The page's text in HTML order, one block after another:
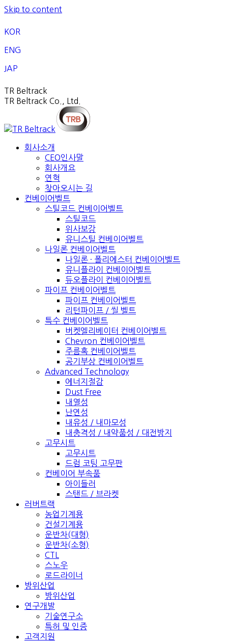
Skip to content
KOR
ENG
JAP
TR Beltrack
TR Beltrack Co., Ltd.
회사소개
CEO인사말
회사개요
연혁
찾아오시는 길
컨베이어벨트
스틸코드 컨베이어벨트
스틸코드
위사보강
유니스틸 컨베이어벨트
나일론 컨베이어벨트
나일론 · 폴리에스터 컨베이어벨트
유니플라이 컨베이어벨트
듀오플라이 컨베이어벨트
파이프 컨베이어벨트
파이프 컨베이어벨트
리턴파이프 / 씰 벨트
특수 컨베이어벨트
버켓엘리베이터 컨베이어벨트
Chevron 컨베이어벨트
주름혹 컨베이어벨트
공기부상 컨베이어벨트
Advanced Technology
에너지절감
Dust Free
내열성
난연성
내유성 / 내마모성
내충격성 / 내약품성 / 대전방지
고무시트
고무시트
드럼 코팅 고무판
컨베이어 부속품
아이들러
스탠드 / 브라켓
러버트랙
농업기계용
건설기계용
운반차(대형)
운반차(소형)
CTL
스노우
로드라이너
방위산업
방위산업
연구개발
기술연구소
특허 및 인증
고객지원